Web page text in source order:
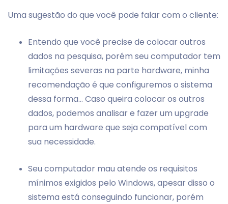
Uma sugestão do que você pode falar com o cliente:
Entendo que você precise de colocar outros
dados na pesquisa, porém seu computador tem
limitações severas na parte hardware, minha
recomendação é que configuremos o sistema
dessa forma... Caso queira colocar os outros
dados, podemos analisar e fazer um upgrade
para um hardware que seja compatível com
sua necessidade.
Seu computador mau atende os requisitos
mínimos exigidos pelo Windows, apesar disso o
sistema está conseguindo funcionar, porém